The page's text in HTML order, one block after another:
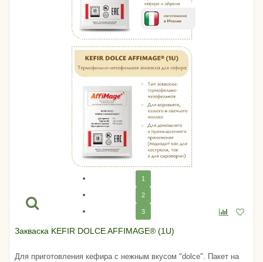
1
2
3
Закваска KEFIR DOLCE AFFIMAGE® (1U)
Для приготовления кефира с нежным вкусом "dolce". Пакет на